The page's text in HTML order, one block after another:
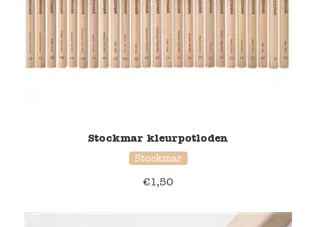
Stockmar kleurpotloden
Stockmar
€1,50